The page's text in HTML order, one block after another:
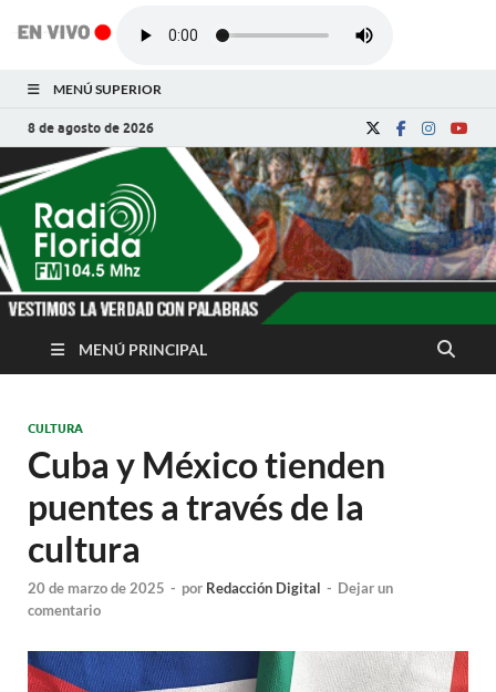
MENÚ SUPERIOR
8 de agosto de 2026
Radio Florida de
Cuba
Noticias y Actualidades de Florida, Camagüey,
MENÚ PRINCIPAL
CULTURA
Cuba y México tienden
puentes a través de la
cultura
20 de marzo de 2025 - por Redacción Digital - Dejar un
comentario